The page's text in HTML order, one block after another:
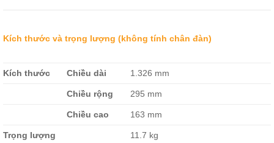
Kích thước và trọng lượng (không tính chân đàn)
Kích thước Chiều dài 1.326 mm
Chiều rộng 295 mm
Chiều cao 163 mm
Trọng lượng 11.7 kg